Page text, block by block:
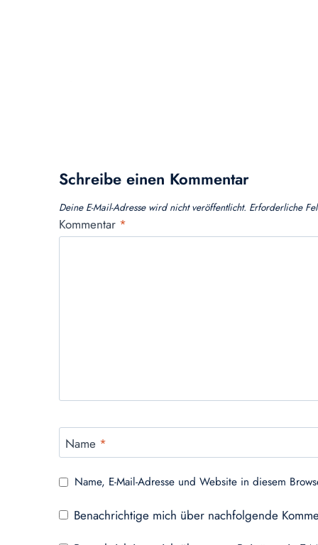
Schreibe einen Kommentar
Deine E-Mail-Adresse wird nicht veröffentlicht. Erforderliche
Kommentar *
Name *
Name, E-Mail-Adresse und Website in diesem
Benachrichtige mich über nachfolgende